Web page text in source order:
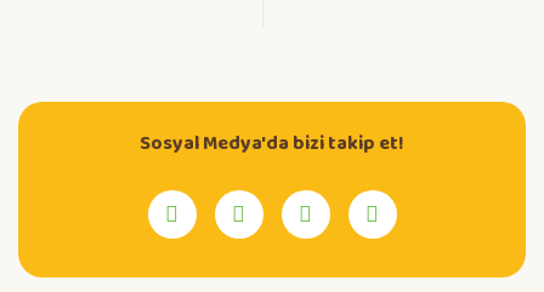
Sosyal Medya'da bizi takip et!